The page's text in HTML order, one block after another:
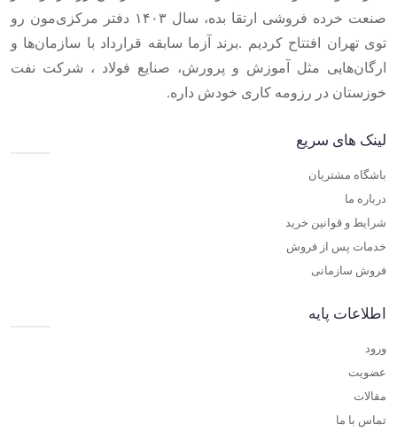
صنعت خرده فروشی ارتقا بده، سال ۱۴۰۳ دفتر مرکزی‌مون رو
توی تهران افتتاح کردیم .برند آزما سابقه قرارداد با سازمان‌ها و
ارگان‌هایی مثل آموزش و پرورش، صنایع فولاد ، شرکت نفت
خوزستان در رزومه کاری خودش داره.
لینک های سریع
باشگاه مشتریان
درباره ما
شرایط و قوانین خرید
خدمات پس از فروش
فروش سازمانی
اطلاعات پایه
ورود
عضویت
مقالات
تماس با ما